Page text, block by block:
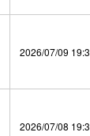
2026/07/09
2026/07/08